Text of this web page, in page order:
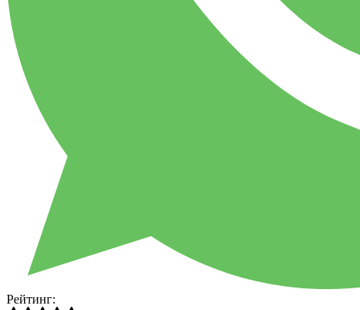
Рейтинг: